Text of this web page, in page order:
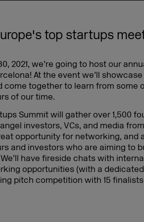
top startups
2021, we’re going to host our
At the event we’ll
come together to learn from some
of our time.
Summit will gather over 1,500
investors, VCs, and media
opportunity for networking, and
and investors who are aiming to
have fireside chats with
opportunities (with a
pitch competition with 15